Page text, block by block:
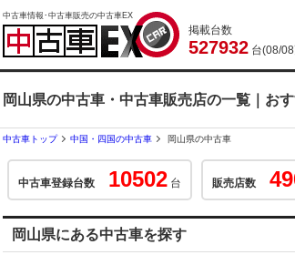
中古車情報･中古車販売の中古車EX
掲載台数
527932 台(08/
岡山県の中古車・中古車販売店の一覧｜お
中古車トップ 中国・四国の中古車 岡山県の中古車
中古車登録台数 10502 台 販売店数
岡山県にある中古車を探す